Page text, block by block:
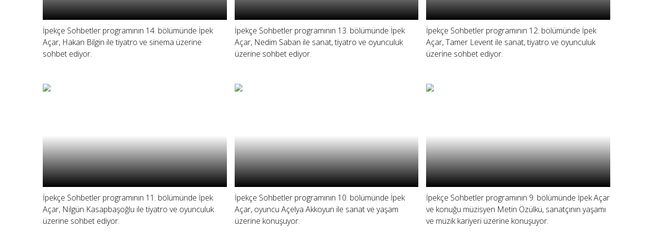
İpekçe Sohbetler programının 14. bölümünde İpek
Açar, Hakan Bilgin ile tiyatro ve sinema üzerine
sohbet ediyor.
İpekçe Sohbetler programının 13. bölümünde İpek
Açar, Nedim Saban ile sanat, tiyatro ve oyunculuk
üzerine sohbet ediyor.
İpekçe Sohbetler programının 12. bölümünde İpek
Açar, Tamer Levent ile sanat, tiyatro ve oyunculuk
üzerine sohbet ediyor.
İpekçe Sohbetler programının 11. bölümünde İpek
Açar, Nilgün Kasapbaşoğlu ile tiyatro ve oyunculuk
üzerine sohbet ediyor.
İpekçe Sohbetler programının 10. bölümünde İpek
Açar, oyuncu Açelya Akkoyun ile sanat ve yaşam
üzerine konuşuyor.
İpekçe Sohbetler programının 9. bölümünde İpek Açar
ve konuğu müzisyen Metin Özülkü, sanatçının yaşamı
ve müzik kariyeri üzerine konuşuyor.